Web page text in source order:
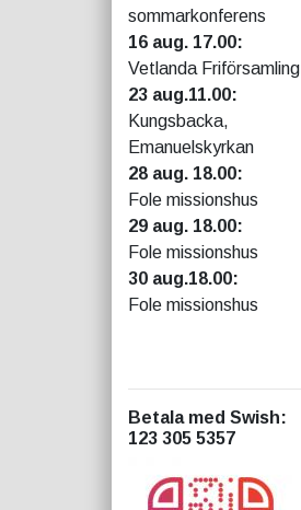
sommarkonferens
16 aug. 17.00:
Vetlanda Friförsamling
23 aug.11.00:
Kungsbacka,
Emanuelskyrkan
28 aug. 18.00:
Fole missionshus
29 aug. 18.00:
Fole missionshus
30 aug.18.00:
Fole missionshus
Betala med Swish:
123 305 5357